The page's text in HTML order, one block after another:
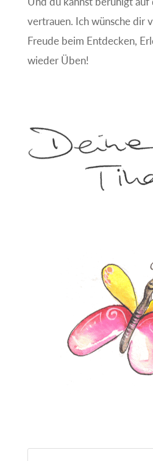
vertrauen. Ich wünsche dir
Freude beim Entdecken,
wieder Üben!